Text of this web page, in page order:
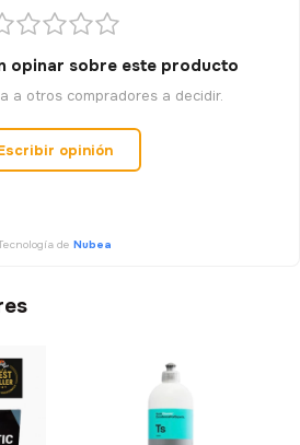
opinar sobre este producto
a otros compradores a decidir.
opinión
de Nubea